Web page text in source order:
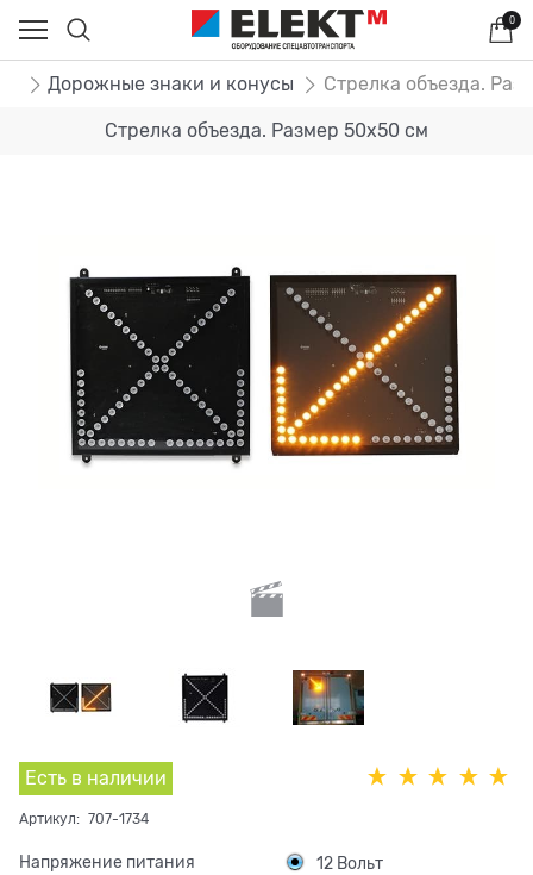
0
Дорожные знаки и конусы Стрелка объезда.
Стрелка объезда. Размер 50x50 см
Есть в наличии
Артикул: 707-1734
Напряжение питания 12 Вольт